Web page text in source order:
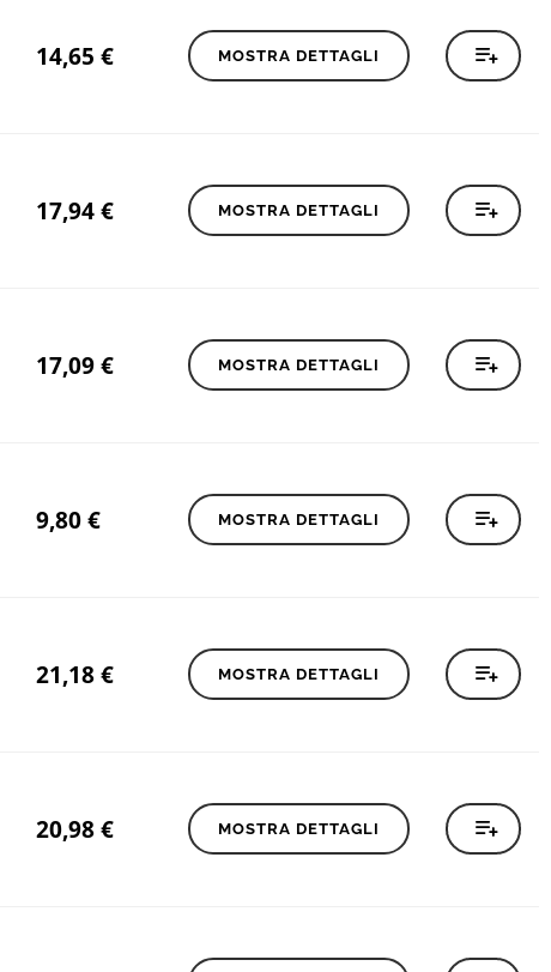
14,65 € MOSTRA DETTAGLI
17,94€ MOSTRA DETTAGLI
17,09€ MOSTRA DETTAGLI
9,80€ MOSTRA DETTAGLI
21,18€ MOSTRA DETTAGLI
20,98€ MOSTRA DETTAGLI